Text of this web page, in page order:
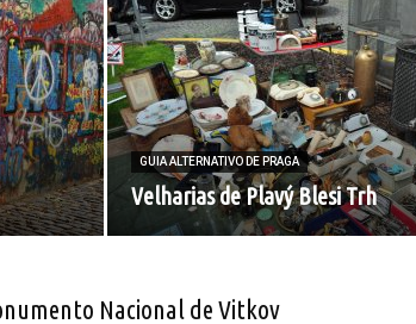
GUIA ALTERNATIVO DE PRAGA
Velharias de Plavý Blesi Trh
Nacional de Vitkov